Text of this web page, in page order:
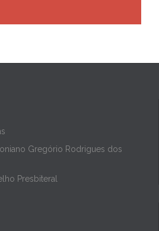
Gregório Rodrigues dos
Presbiteral